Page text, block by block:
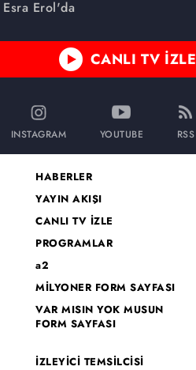
Esra Erol'da
CANLI TV İZLE
INSTAGRAM YOUTUBE RSS
HABERLER
YAYIN AKIŞI
CANLI TV İZLE
PROGRAMLAR
a2
MİLYONER FORM SAYFASI
VAR MISIN YOK MUSUN
FORM SAYFASI
İZLEYİCİ TEMSİLCİSİ